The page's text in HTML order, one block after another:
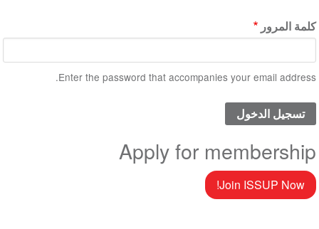
كلمة المرور
Enter the password that accompanies your email address.
Apply for membership
Join ISSUP Now!